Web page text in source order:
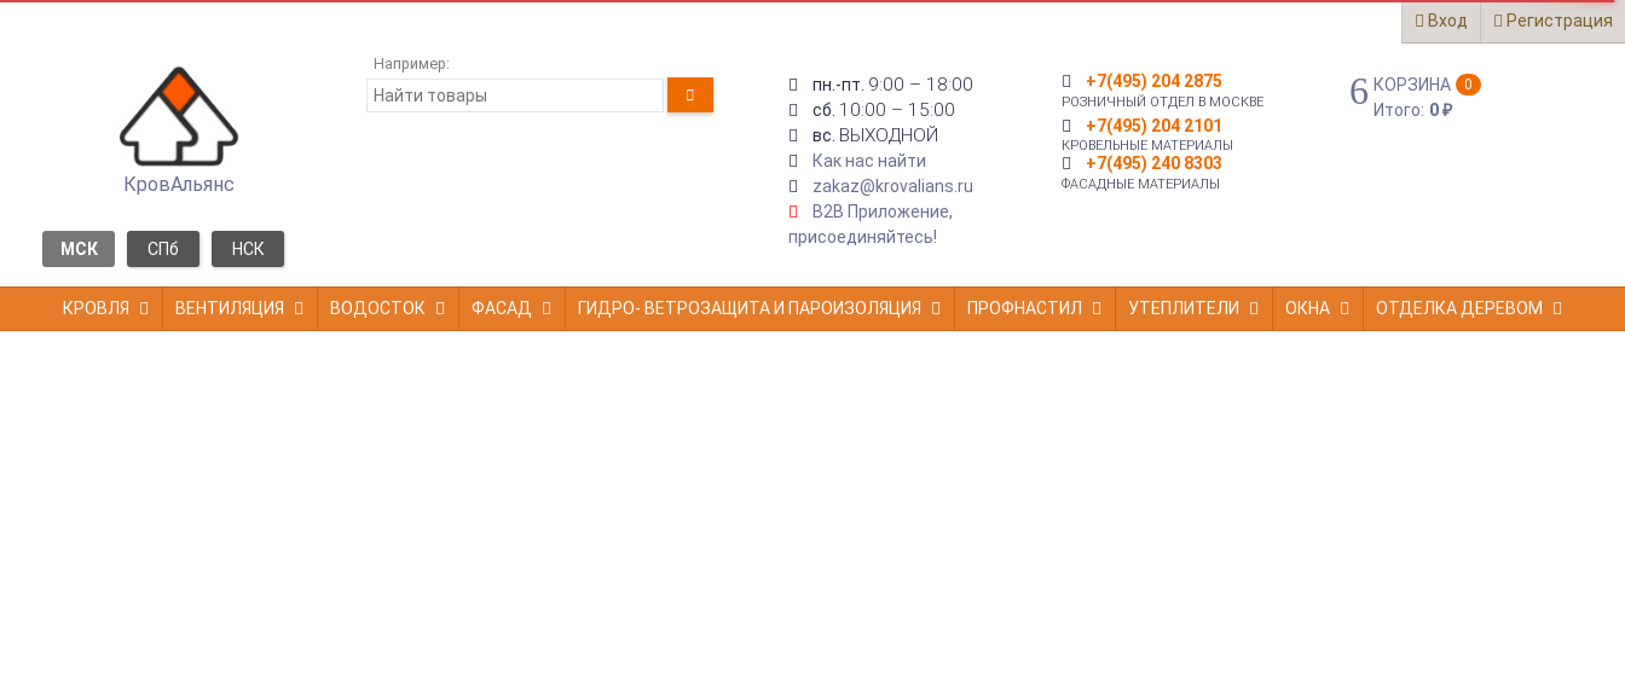
Вход Регистрация
КровАльянс
МСК СПб НСК
Например:
пн.-пт. 9:00 – 18:00
сб. 10:00 – 15:00
вс. ВЫХОДНОЙ
Как нас найти
zakaz@krovalians.ru
B2B Приложение,
присоединяйтесь!
+7(495) 204 2875
РОЗНИЧНЫЙ ОТДЕЛ В МОСКВЕ
+7(495) 204 2101
КРОВЕЛЬНЫЕ МАТЕРИАЛЫ
+7(495) 240 8303
ФАСАДНЫЕ МАТЕРИАЛЫ
КОРЗИНА 0
Итого: 0₽
КРОВЛЯ ВЕНТИЛЯЦИЯ ВОДОСТОК ФАСАД ГИДРО- ВЕТРОЗАЩИТА И ПАРОИЗОЛЯЦИЯ ПРОФНАСТИЛ УТЕПЛИТЕЛИ ОКНА ОТДЕЛКА ДЕРЕВОМ